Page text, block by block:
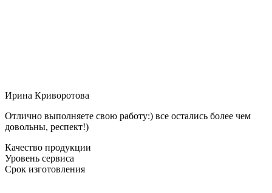
Ирина Криворотова
Отлично выполняете свою работу:) все остались более чем
довольны, респект!)
Качество продукции
Уровень сервиса
Срок изготовления